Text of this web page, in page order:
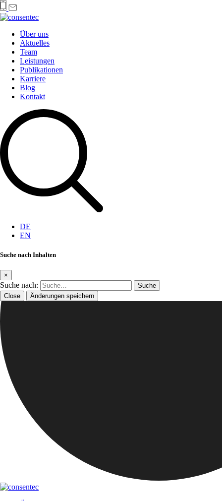
Über uns
Aktuelles
Team
Leistungen
Publikationen
Karriere
Blog
Kontakt
DE
EN
Suche nach Inhalten
×
Suche nach:
Close Änderungen speichern